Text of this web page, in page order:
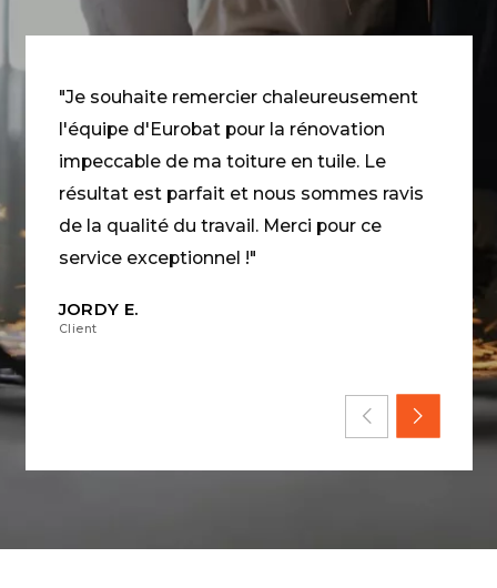
"Je souhaite remercier chaleureusement
l'équipe d'Eurobat pour la rénovation
impeccable de ma toiture en tuile. Le
résultat est parfait et nous sommes ravis
de la qualité du travail. Merci pour ce
service exceptionnel !"
JORDY E.
Client